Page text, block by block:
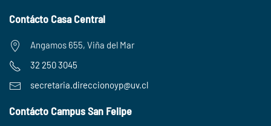
Contácto Casa Central
Angamos 655, Viña del Mar
32 250 3045
secretaria.direccionoyp@uv.cl
Contácto Campus San Felipe